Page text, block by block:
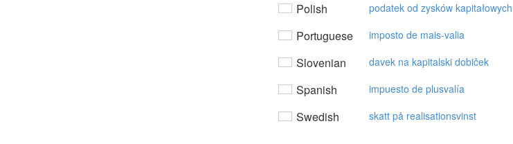
Polish podatek od zysków kapitałowych
Portuguese imposto de mais-valia
Slovenian davek na kapitalski dobiček
Spanish impuesto de plusvalía
Swedish skatt på realisationsvinst